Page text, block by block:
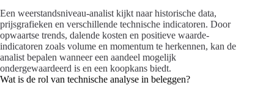
Een weerstandsniveau-analist kijkt naar historische data,
prijsgrafieken en verschillende technische indicatoren. Door
opwaartse trends, dalende kosten en positieve waarde-
indicatoren zoals volume en momentum te herkennen, kan de
analist bepalen wanneer een aandeel mogelijk
ondergewaardeerd is en een koopkans biedt.
Wat is de rol van technische analyse in beleggen?